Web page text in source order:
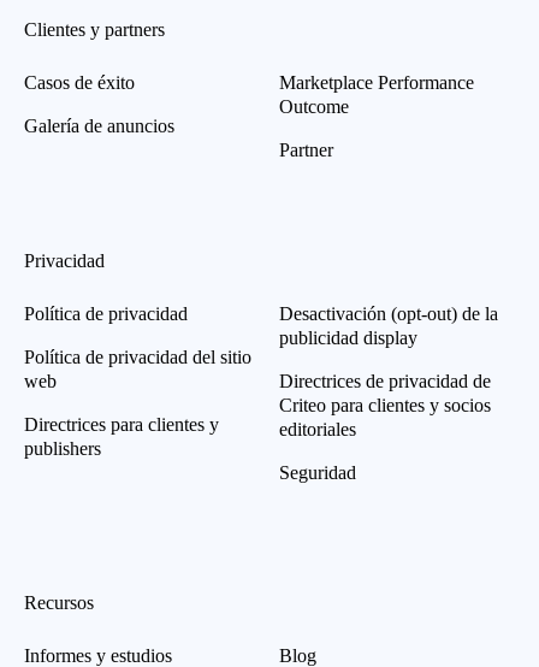
Clientes y partners
Casos de éxito
Galería de anuncios
Marketplace Performance
Outcome
Partner
Privacidad
Política de privacidad
Política de privacidad del sitio
web
Directrices para clientes y
publishers
Desactivación (opt-out) de la
publicidad display
Directrices de privacidad de
Criteo para clientes y socios
editoriales
Seguridad
Recursos
Informes y estudios Blog